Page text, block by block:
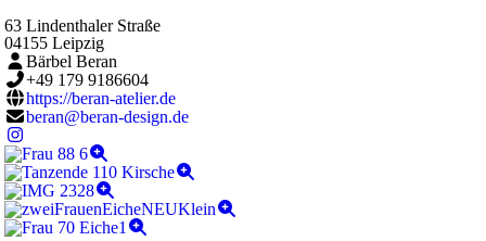
63 Lindenthaler Straße
04155 Leipzig
Bärbel Beran
+49 179 9186604
https://beran-atelier.de
beran@beran-design.de